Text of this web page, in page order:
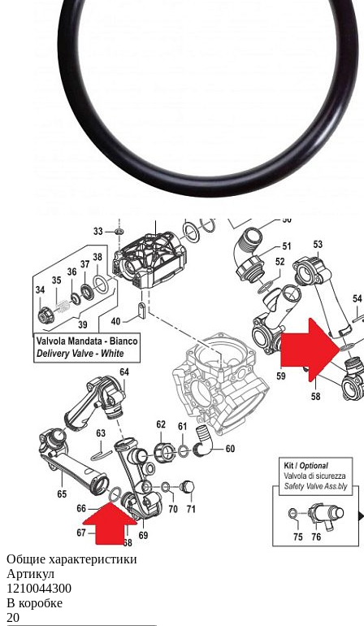
Общие характеристики
Артикул
1210044300
В коробке
20